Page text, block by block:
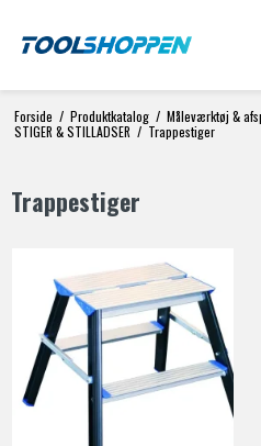
Forside / Produktkatalog / Måleværktøj &
STIGER & STILLADSER / Trappestiger
Trappestiger